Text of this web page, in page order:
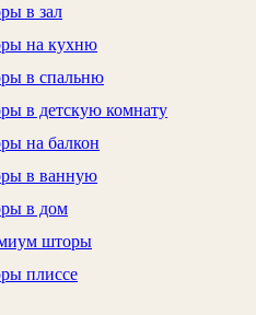
в зал
на кухню
в спальню
в детскую комнату
на балкон
в ванную
в дом
шторы
плиссе